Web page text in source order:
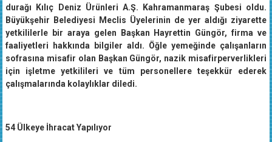
durağı Kılıç Deniz Ürünleri A.Ş. Kahramanmaraş Şubesi oldu.
Büyükşehir Belediyesi Meclis Üyelerinin de yer aldığı ziyarette
yetkililerle bir araya gelen Başkan Hayrettin Güngör, firma ve
faaliyetleri hakkında bilgiler aldı. Öğle yemeğinde çalışanların
sofrasına misafir olan Başkan Güngör, nazik misafirperverlikleri
için işletme yetkilileri ve tüm personellere teşekkür ederek
çalışmalarında kolaylıklar diledi.
54 Ülkeye İhracat Yapılıyor